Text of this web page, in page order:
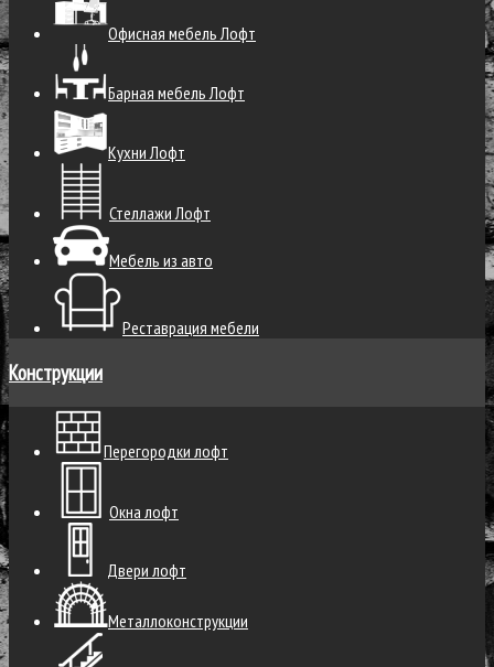
Офисная мебель Лофт
Барная мебель Лофт
Кухни Лофт
Стеллажи Лофт
Мебель из авто
Реставрация мебели
Конструкции
Перегородки лофт
Окна лофт
Двери лофт
Металлоконструкции